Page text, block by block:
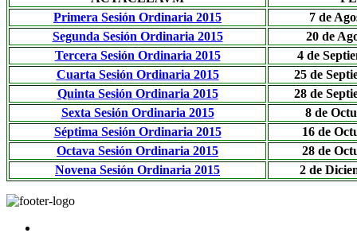
Primera Sesión Ordinaria 2015
7 de
Segunda Sesión Ordinaria 2015
20 de
Tercera Sesión Ordinaria 2015
4 de
Cuarta Sesión Ordinaria 2015
25 de
Quinta Sesión Ordinaria 2015
28 de
Sexta Sesión Ordinaria 2015
8 de
Séptima Sesión Ordinaria 2015
16 de
Octava Sesión Ordinaria 2015
28 de
Novena Sesión Ordinaria 2015
2 de